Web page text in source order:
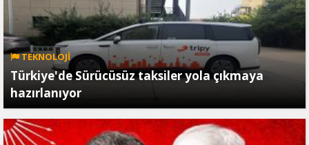
TEKNOLOJİ
Türkiye'de Sürücüsüz taksiler yola çıkmaya
hazırlanıyor